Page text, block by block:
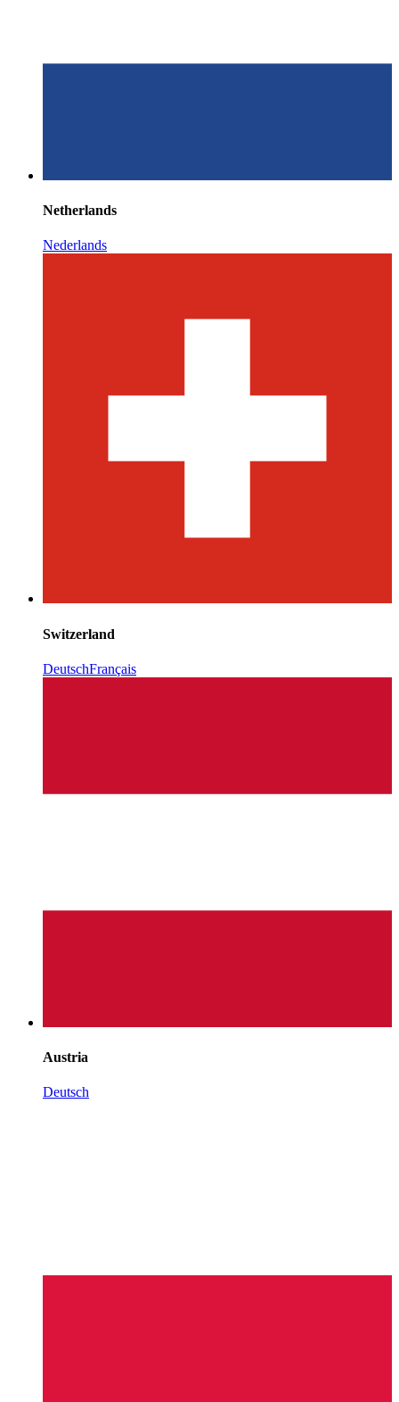
Netherlands
Nederlands
Switzerland
DeutschFrançais
Austria
Deutsch